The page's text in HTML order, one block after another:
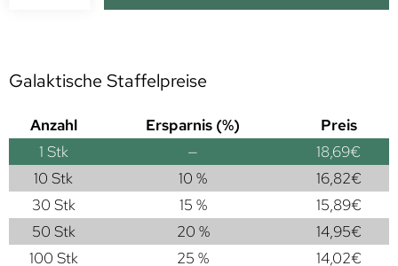
Galaktische Staffelpreise
Anzahl Ersparnis (%)
Preis
1 Stk — 18,69€
10 Stk
10 % 16,82€
30 Stk
15 % 15,89€
50 Stk
20 % 14,95€
100 Stk
25 % 14,02€